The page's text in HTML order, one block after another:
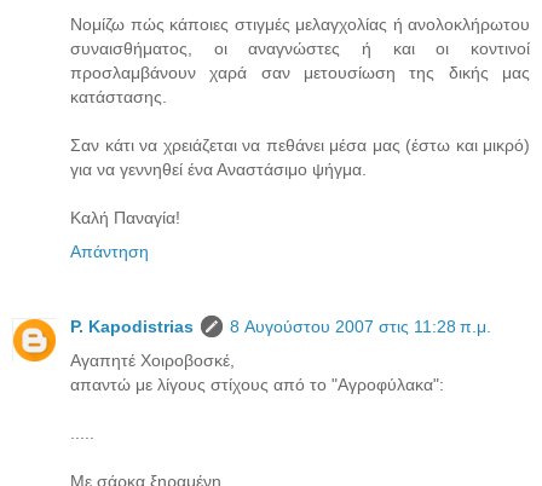
Νομίζω πώς κάποιες στιγμές μελαγχολίας ή ανολοκλήρωτου
συναισθήματος, οι αναγνώστες ή και οι κοντινοί
προσλαμβάνουν χαρά σαν μετουσίωση της δικής μας
κατάστασης.
Σαν κάτι να χρειάζεται να πεθάνει μέσα μας (έστω και μικρό)
για να γεννηθεί ένα Αναστάσιμο ψήγμα.
Καλή Παναγία!
Απάντηση
P. Kapodistrias
8 Αυγούστου 2007 στις 11:28 π.μ.
Αγαπητέ Χοιροβοσκέ,
απαντώ με λίγους στίχους από το "Αγροφύλακα":
Με σάρκα ξηραμένη